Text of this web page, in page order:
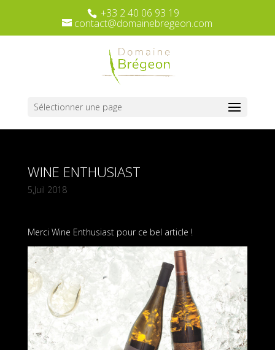
+33 2 40 06 93 19
contact@domainebregeon.com
Sélectionner une page
WINE ENTHUSIAST
5,Juil 2018
Merci Wine Enthusiast pour ce bel article !